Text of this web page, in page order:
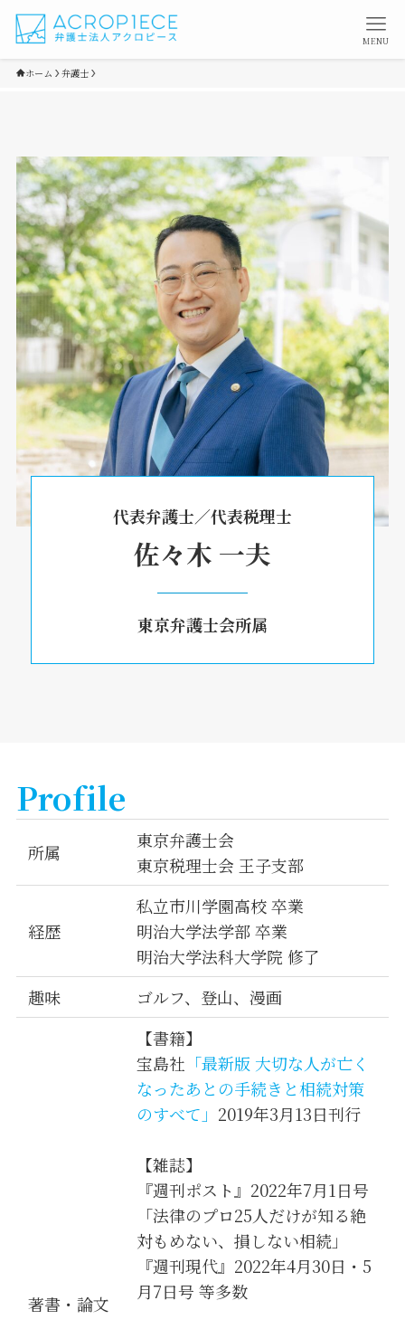
MENU
ホーム 弁護士
代表弁護士／代表税理士
佐々木 一夫
東京弁護士会所属
Profile
所属
東京弁護士会
東京税理士会 王子支部
経歴
私立市川学園高校 卒業
明治大学法学部 卒業
明治大学法科大学院 修了
趣味
ゴルフ、登山、漫画
著書・論文
【書籍】
宝島社 「最新版 大切な人が亡く
なったあとの手続きと相続対策
のすべて」 2019年3月13日刊行
【雑誌】
『週刊ポスト』2022年7月1日号
「法律のプロ25人だけが知る絶
対もめない、損しない相続」
『週刊現代』2022年4月30日・5
月7日号 等多数